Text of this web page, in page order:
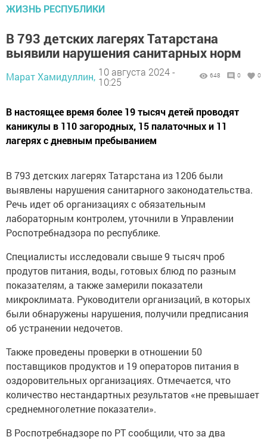
ЖИЗНЬ РЕСПУБЛИКИ
В 793 детских лагерях Татарстана
выявили нарушения санитарных норм
Марат Хамидуллин, 10 августа 2024 -
10:25
648 0 0
В настоящее время более 19 тысяч детей проводят
каникулы в 110 загородных, 15 палаточных и 11
лагерях с дневным пребыванием
В 793 детских лагерях Татарстана из 1206 были
выявлены нарушения санитарного законодательства.
Речь идет об организациях с обязательным
лабораторным контролем, уточнили в Управлении
Роспотребнадзора по республике.
Специалисты исследовали свыше 9 тысяч проб
продутов питания, воды, готовых блюд по разным
показателям, а также замерили показатели
микроклимата. Руководители организаций, в которых
были обнаружены нарушения, получили предписания
об устранении недочетов.
Также проведены проверки в отношении 50
поставщиков продуктов и 19 операторов питания в
оздоровительных организациях. Отмечается, что
количество нестандартных результатов «не превышает
среднемноголетние показатели».
В Роспотребнадзоре по РТ сообщили, что за два